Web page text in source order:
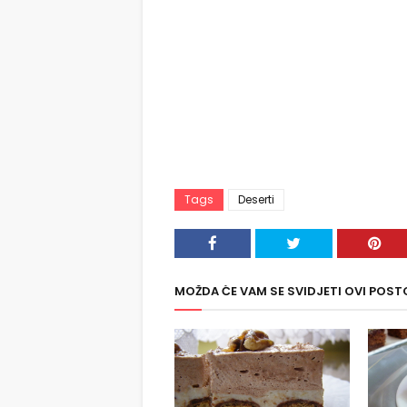
Tags Deserti
MOŽDA ĆE VAM SE SVIDJETI OVI